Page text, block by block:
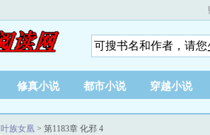
修真小说 都市小说 穿越小说
叶族女凰 > 第1183章 化邪 4